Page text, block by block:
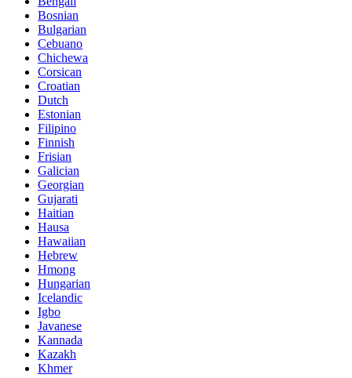
Bosnian
Bulgarian
Cebuano
Chichewa
Corsican
Croatian
Dutch
Estonian
Filipino
Finnish
Frisian
Galician
Georgian
Gujarati
Haitian
Hausa
Hawaiian
Hebrew
Hmong
Hungarian
Icelandic
Igbo
Javanese
Kannada
Kazakh
Khmer